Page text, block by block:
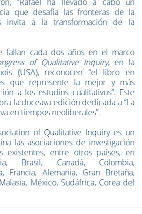
que desafía las fronteras de la
invita a la transformación de la
fallan cada dos años en el marco
of Qualitative Inquiry, en la
(USA), reconocen “el libro en
que represente la mejor y más
a los estudios cualitativos”. Este
la doceava edición dedicada a “La
en tiempos neoliberales”.
of Qualitative Inquiry es un
las asociaciones de investigación
existentes, entre otros países, en
Brasil, Canadá, Colombia,
Francia, Alemania, Gran Bretaña,
México, Sudáfrica, Corea del